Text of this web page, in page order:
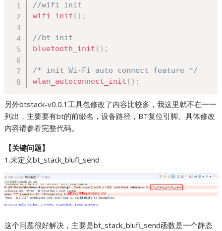
//wifi init
wifi_init ( ) ;
//bt init
bluetooth_init ( ) ;
/* init Wi-Fi auto connect feature */
wlan_autoconnect_init ( ) ;
另外btstack-v0.0.1工具包修改了内容比较多，我这里就不在一一
列出，主要要有bt的前缀名，设备路径，BT复位引脚。具体修改
内容请参看完整代码。
【关键问题】
1.未定义bt_stack_blufi_send
这个问题很好解决，主要是bt_stack_blufi_send函数是一个静态